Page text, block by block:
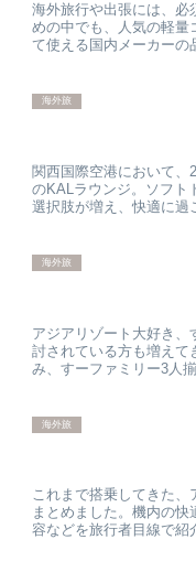
海外旅行や出張には、必
めの中でも、人気の軽量
て使える国内メーカーの
海外旅
関西国際空港において、
のKALラウンジ。ソフト
選択肢が増え、快適に過
海外旅
アジアリゾート大好き、
討されている方も増えて
み、すーファミリー3人
海外旅
これまで搭乗してきた、
まとめました。機内の
容などを旅行者目線で紹